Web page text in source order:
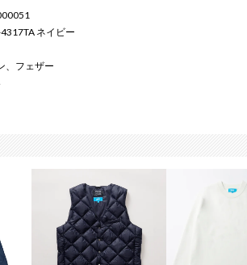
4317TA ネイビー
、フェザー